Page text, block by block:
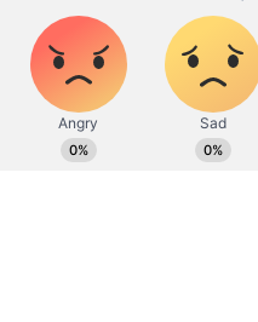
సూర్యుడు.. ఈ 4 రాశులకు అదృష్టం
తలుపు తట్టడం ఖాయం!